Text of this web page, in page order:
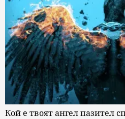
Кой е твоят ангел пазител